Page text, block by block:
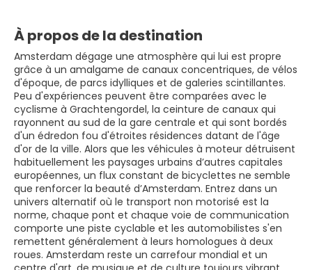
À propos de la destination
Amsterdam dégage une atmosphère qui lui est propre
grâce à un amalgame de canaux concentriques, de vélos
d'époque, de parcs idylliques et de galeries scintillantes.
Peu d'expériences peuvent être comparées avec le
cyclisme à Grachtengordel, la ceinture de canaux qui
rayonnent au sud de la gare centrale et qui sont bordés
d'un édredon fou d'étroites résidences datant de l'âge
d'or de la ville. Alors que les véhicules à moteur détruisent
habituellement les paysages urbains d’autres capitales
européennes, un flux constant de bicyclettes ne semble
que renforcer la beauté d’Amsterdam. Entrez dans un
univers alternatif où le transport non motorisé est la
norme, chaque pont et chaque voie de communication
comporte une piste cyclable et les automobilistes s'en
remettent généralement à leurs homologues à deux
roues. Amsterdam reste un carrefour mondial et un